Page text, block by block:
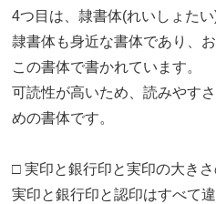
4つ目は、隷書体(れいしょたい
隷書体も身近な書体であり、
この書体で書かれています。
可読性が高いため、読みやす
めの書体です。
□ 実印と銀行印と実印の大き
実印と銀行印と認印はすべて